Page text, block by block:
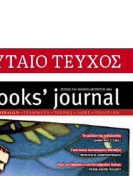
ΤΕΥΧΟΣ